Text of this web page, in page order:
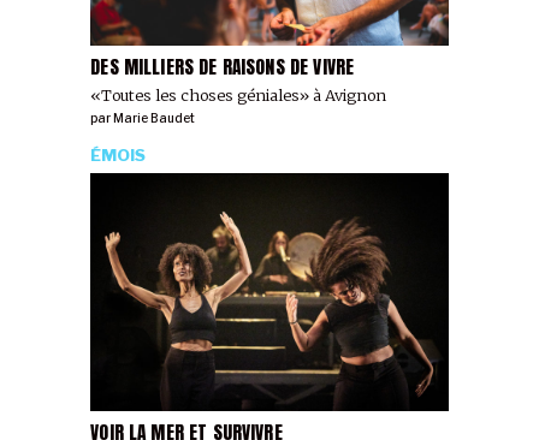
DES MILLIERS DE RAISONS DE VIVRE
«Toutes les choses géniales» à Avignon
parMarie Baudet
VOIR LA MER ET SURVIVRE
ÉMOIS